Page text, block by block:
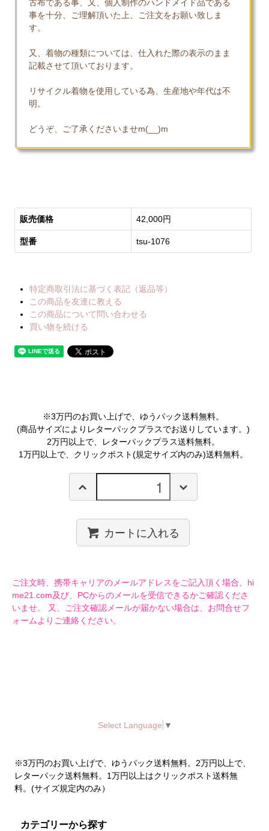
古布である事、又、個人制作のハンドメイド品である
事を十分、ご理解頂いた上、ご注文をお願い致しま
す。
又、着物の種類については、仕入れた際の表示のまま
記載させて頂いております。
リサイクル着物を使用している為、生産地や年代は不
明。
どうぞ、ご了承くださいませm(__)m
販売価格 42,000円
型番 tsu-1076
特定商取引法に基づく表記（返品等）
この商品を友達に教える
この商品について問い合わせる
買い物を続ける
※3万円のお買い上げで、ゆうパック送料無料。
(商品サイズによりレターパックプラスでお送りしています。)
2万円以上で、レターパックプラス送料無料。
1万円以上で、クリックポスト(規定サイズ内のみ)送料無料。
カートに入れる
ご注文時、携帯キャリアのメールアドレスをご記入頂く場合、hi
me21.com及び、PCからのメールを受信できるかご確認くださ
いませ。 又、ご注文確認メールが届かない場合は、お問合せフ
ォームよりご連絡ください。
Select Language ▼
※3万円のお買い上げで、ゆうパック送料無料。2万円以上で、
レターパック送料無料。1万円以上はクリックポスト送料無
料。(サイズ規定内のみ）
カテゴリーから探す